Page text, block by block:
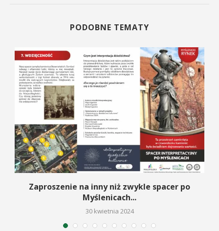
PODOBNE TEMATY
Zaproszenie na inny niż zwykle spacer po
Myślenicach...
30 kwietnia 2024